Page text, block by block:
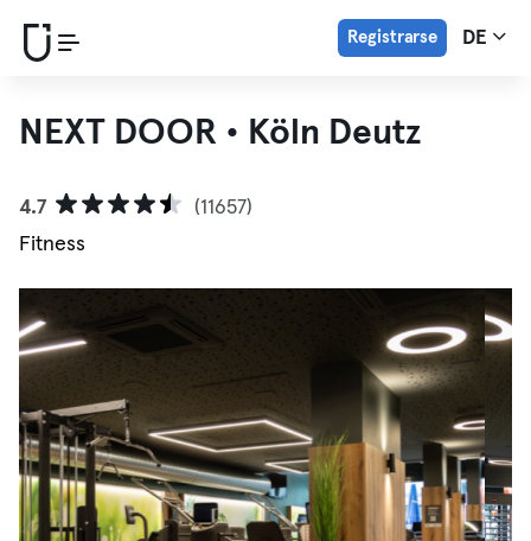
Registrarse DE
NEXT DOOR • Köln Deutz
4.7
(11657)
Fitness